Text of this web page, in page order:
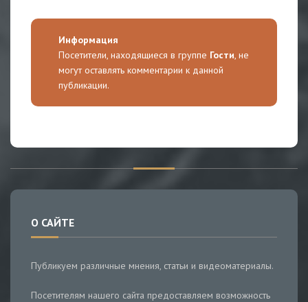
Информация
Посетители, находящиеся в группе Гости, не
могут оставлять комментарии к данной
публикации.
О САЙТЕ
Публикуем различные мнения, статьи и видеоматериалы.
Посетителям нашего сайта предоставляем возможность